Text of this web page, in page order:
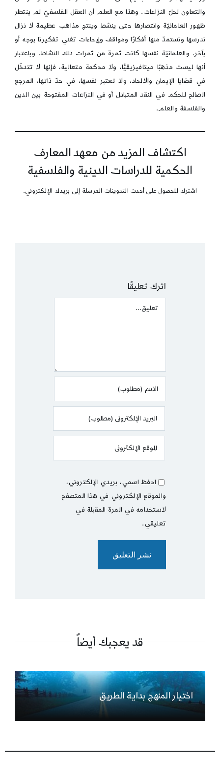
والتعاون لحلّ النزاعات. وهذا مع العلم أن العقل الفلسفيّ لم ينتظر
ظهور العلمانيّة وانتصارها حتى ينشط وينتج مذاهب عظيمة لا نزال
ندرسها ونستمدّ منها أفكارًا ومواقف وإيحاءات تغني تفكيرنا بوجه أو
بآخر. والعلمانيّة نفسها كانت ثمرة من ثمرات ذلك النشاط. وباعتبار
أنها ليست مذهبًا ميتافيزيقيًّا، ولا محكمة متعالية، فإنها لا تتدخّل
في قضايا الإيمان والالحاد، ولا تعتبر نفسها، في حدّ ذاتها، المرجع
الصالح للحكم في النقد المتبادل أو في النزاعات المفتوحة بين الدين
والفلسفة والعلم.
اكتشاف المزيد من معهد المعارف
الحكمية للدراسات الدينية والفلسفية
اشترك للحصول على أحدث التدوينات المرسلة إلى بريدك الإلكتروني.
اترك تعليقًا
Comment
احفظ اسمي، بريدي الإلكتروني،
والموقع الإلكتروني في هذا المتصفح
لاستخدامه في المرة المقبلة في
تعليقي.
قد يعجبك أيضاً
اختيار المنهج بداية الطريق